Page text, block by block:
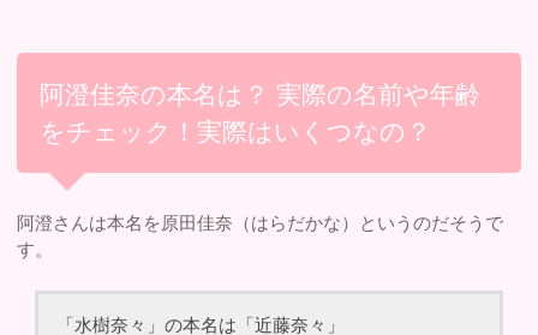
阿澄佳奈の本名は？ 実際の名前や年齢
をチェック！実際はいくつなの？
阿澄さんは本名を原田佳奈（はらだかな）というのだそうで
す。
「水樹奈々」の本名は「近藤奈々」